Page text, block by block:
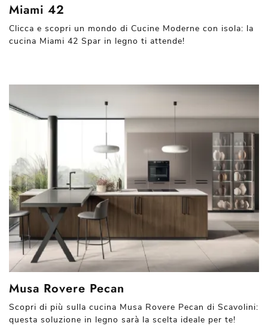
Miami 42
Clicca e scopri un mondo di Cucine Moderne con isola: la
cucina Miami 42 Spar in legno ti attende!
Musa Rovere Pecan
Scopri di più sulla cucina Musa Rovere Pecan di Scavolini:
questa soluzione in legno sarà la scelta ideale per te!